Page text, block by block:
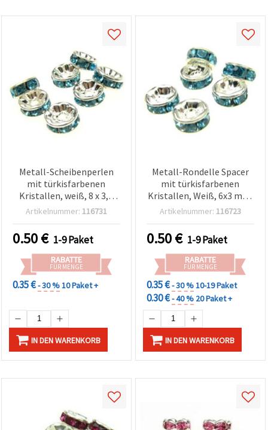
Metall-Scheibenperlen
mit türkisfarbenen
Kristallen, weiß, 8 x 3,5
mm, Loch: 1,5 mm,
Artikelnummer: 116731
0.50€ 1-9 Paket
RABATTE
FÜR MENGE
0.35 €- 30 %10 Paket +
IN DEN WARENKORB
Metall-Rondelle Spacer
mit türkisfarbenen
Kristallen, Weiß, 6x3 mm,
Loch: 1 mm, A-Qualität –
Artikelnummer: 116723
0.50€ 1-9 Paket
RABATTE
FÜR MENGE
0.35 €- 30 %10-19 Paket
0.30 €- 40 % 20 Paket +
IN DEN WARENKORB